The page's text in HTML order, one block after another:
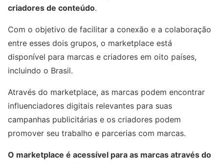
criadores de conteúdo.
Com o objetivo de facilitar a conexão e a colaboração
entre esses dois grupos, o marketplace está
disponível para marcas e criadores em oito países,
incluindo o Brasil.
Através do marketplace, as marcas podem encontrar
influenciadores digitais relevantes para suas
campanhas publicitárias e os criadores podem
promover seu trabalho e parcerias com marcas.
O marketplace é acessível para as marcas através do